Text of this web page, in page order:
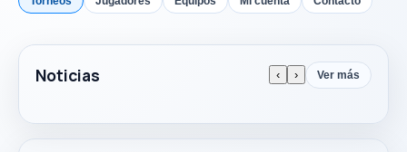
Noticias ‹ › Ver más